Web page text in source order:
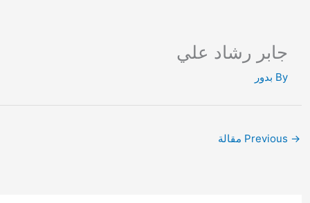
جابر رشاد علي
By بدور
→